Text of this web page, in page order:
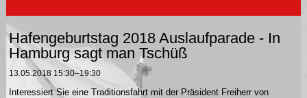
Hafengeburtstag 2018 Auslaufparade - In
Hamburg sagt man Tschüß
13.05.2018 15:30–19:30
Interessiert Sie eine Traditionsfahrt mit der Präsident Freiherr von